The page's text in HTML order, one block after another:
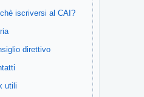
iscriversi al CAI?
direttivo
utili